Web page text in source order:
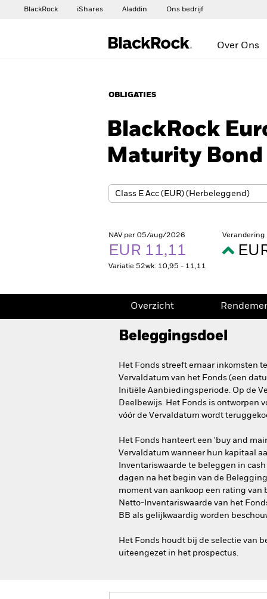
BlackRock iShares Aladdin Ons bedrijf
Over Ons
OBLIGATIES
BlackRock
Maturity Bond
NAV per 05/aug/2026
EUR 11,11
Variatie 52wk: 10,95 - 11,11
Verandering
Overzicht
Beleggingsdoel
Het Fonds streeft ernaar inkomsten
Vervaldatum van het Fonds (een
Initiële Aanbiedingsperiode. Op de
Deelbewijs. Het Fonds is ontworpen
vóór de Vervaldatum wordt
Het Fonds hanteert een 'buy and
Vervaldatum wanneer hun kapitaal
Inventariswaarde te beleggen in
dagen na het begin van de
moment van aankoop een rating
Netto-Inventariswaarde van het
BB als gelijkwaardig worden
Het Fonds houdt bij de selectie van
uiteengezet in het prospectus.